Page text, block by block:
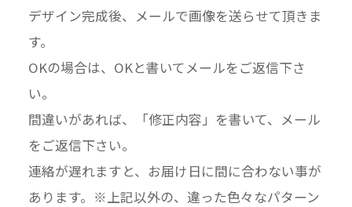
デザイン完成後、メールで画像を送らせて頂きま
す。
OKの場合は、OKと書いてメールをご返信下さ
い。
間違いがあれば、「修正内容」を書いて、メール
をご返信下さい。
連絡が遅れますと、お届け日に間に合わない事が
あります。※上記以外の、違った色々なパターン